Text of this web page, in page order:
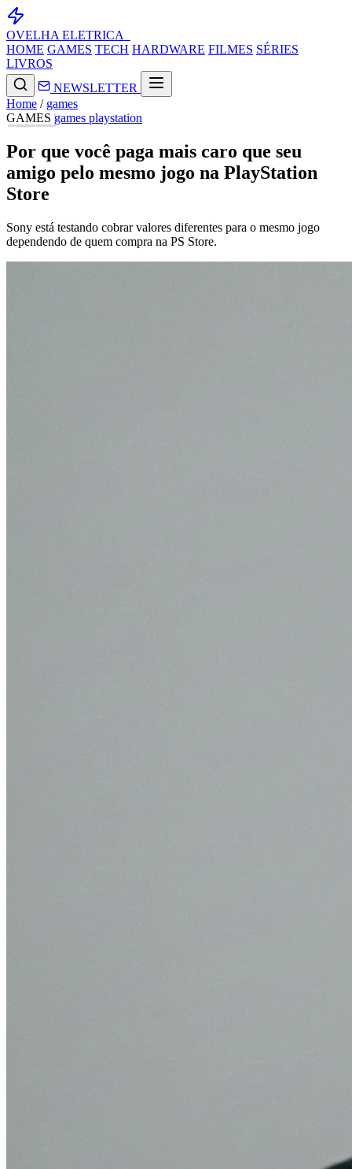
OVELHA ELETRICA_
HOME GAMES TECH HARDWARE FILMES SÉRIES
LIVROS
NEWSLETTER
Home / games
GAMES games playstation
Por que você paga mais caro que seu
amigo pelo mesmo jogo na PlayStation
Store
Sony está testando cobrar valores diferentes para o mesmo jogo
dependendo de quem compra na PS Store.